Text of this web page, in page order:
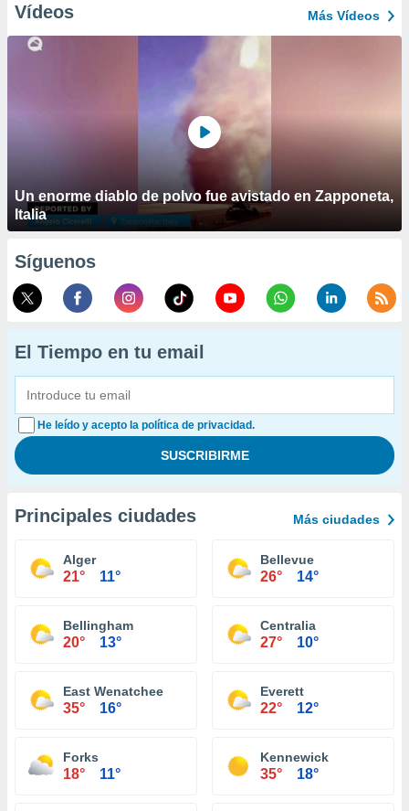
Vídeos Más Vídeos
Un enorme diablo de polvo fue avistado en Zapponeta,
Italia
Síguenos
El Tiempo en tu email
He leído y acepto la política de privacidad.
Principales ciudades Más ciudades
Alger
21° 11°
Bellevue
26° 14°
Bellingham
20° 13°
Centralia
27° 10°
East Wenatchee
35° 16°
Everett
22° 12°
Forks
18° 11°
Kennewick
35° 18°